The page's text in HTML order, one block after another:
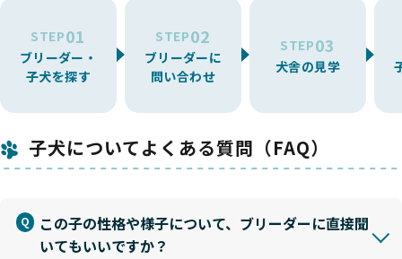
STEP01
ブリーダー・
子犬を探す
STEP02
ブリーダーに
問い合わせ
STEP03
犬舎の見学
子犬についてよくある質問（FAQ）
この子の性格や様子について、ブリーダーに直接聞
いてもいいですか？